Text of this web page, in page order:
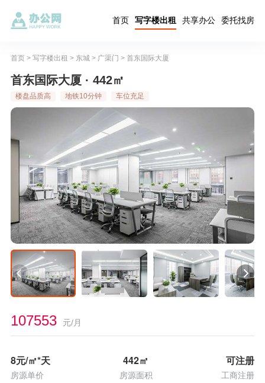
首页 写字楼出租 共享办公 委托找房
首页> 写字楼出租 > 东城> 广渠门 > 首东国际大厦
首东国际大厦 · 442㎡
楼盘品质高 地铁10分钟 车位充足
107553 元/月
8元/㎡*天
房源单价
442㎡
房源面积
可注册
工商注册